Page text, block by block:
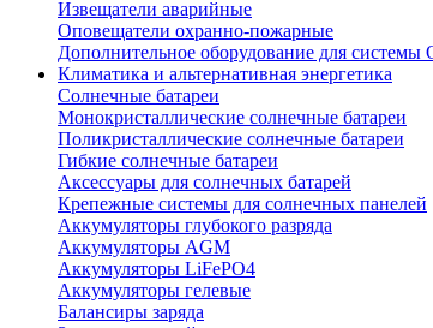
Извещатели аварийные
Оповещатели охранно-пожарные
Дополнительное оборудование для
Климатика и альтернативная энергетика
Солнечные батареи
Монокристаллические солнечные батареи
Поликристаллические солнечные батареи
Гибкие солнечные батареи
Аксессуары для солнечных батарей
Крепежные системы для солнечных панелей
Аккумуляторы глубокого разряда
Аккумуляторы AGM
Аккумуляторы LiFePO4
Аккумуляторы гелевые
Балансиры заряда